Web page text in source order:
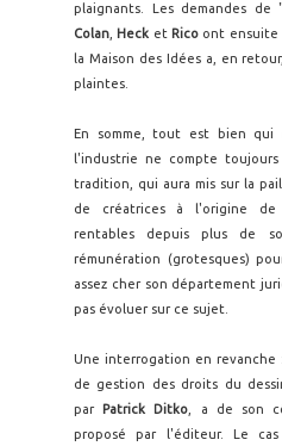
plaignants. Les demandes de "
Colan
Heck et Rico ont ensuite
la Maison des Idées a, en
plaintes.
En somme, tout est bien
l'industrie ne compte
tradition, qui aura mis sur la
de créatrices à l'origine de
rentables depuis plus de
rémunération (grotesques)
assez cher son département
pas évoluer sur ce sujet.
Une interrogation en revanche
de gestion des droits du
par
Patrick Ditko , a de son
proposé par l'éditeur. Le